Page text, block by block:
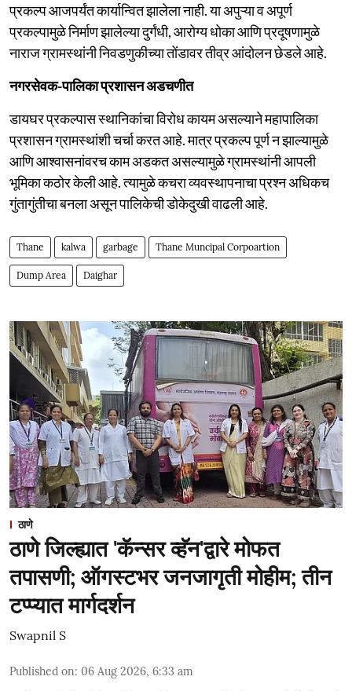
प्रकल्प आजपर्यंत कार्यान्वित झालेला नाही. या अपुऱ्या व अपूर्ण
प्रकल्पामुळे निर्माण झालेल्या दुर्गंधी, आरोग्य धोका आणि प्रदूषणामुळे
नाराज ग्रामस्थांनी निवडणुकीच्या तोंडावर तीव्र आंदोलन छेडले आहे.
नगरसेवक-पालिका प्रशासन अडचणीत
डायघर प्रकल्पास स्थानिकांचा विरोध कायम असल्याने महापालिका
प्रशासन ग्रामस्थांशी चर्चा करत आहे. मात्र प्रकल्प पूर्ण न झाल्यामुळे
आणि आश्वासनांवरच काम अडकत असल्यामुळे ग्रामस्थांनी आपली
भूमिका कठोर केली आहे. त्यामुळे कचरा व्यवस्थापनाचा प्रश्न अधिकच
गुंतागुंतीचा बनला असून पालिकेची डोकेदुखी वाढली आहे.
Thane kalwa garbage Thane Muncipal Corpoartion
Dump Area Daighar
ठाणे
ठाणे जिल्ह्यात 'कॅन्सर व्हॅन'द्वारे मोफत
तपासणी; ऑगस्टभर जनजागृती मोहीम; तीन
टप्प्यात मार्गदर्शन
Swapnil S
Published on: 06 Aug 2026, 6:33 am